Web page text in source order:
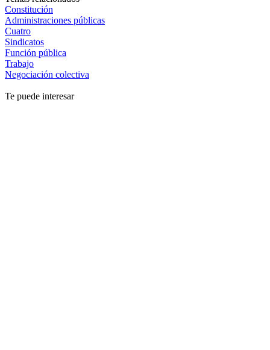
Constitución
Administraciones públicas
Cuatro
Sindicatos
Función pública
Trabajo
Negociación colectiva
Te puede interesar